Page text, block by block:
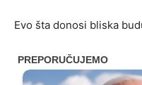
Evo šta donosi bliska